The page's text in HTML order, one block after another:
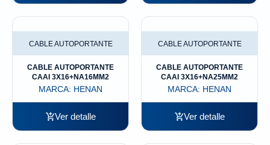
CABLE AUTOPORTANTE
CABLE AUTOPORTANTE
CAAI 3X16+NA16MM2
MARCA: HENAN
Ver detalle
CABLE AUTOPORTANTE
CABLE AUTOPORTANTE
CAAI 3X16+NA25MM2
MARCA: HENAN
Ver detalle